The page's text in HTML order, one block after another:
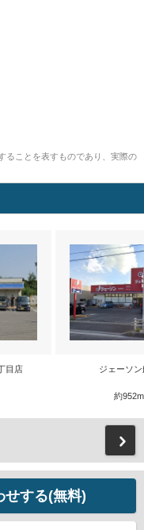
ることを表すものであり、実際の
目店 ジェーソ
約
せする(無料)